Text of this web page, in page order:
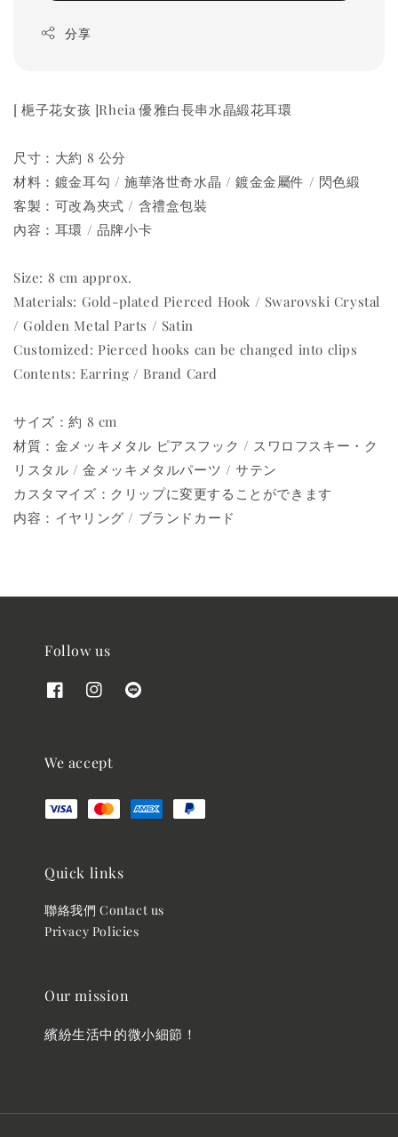
分享
[ 梔子花女孩 ]Rheia 優雅白長串水晶緞花耳環
尺寸：大約 8 公分
材料：鍍金耳勾 / 施華洛世奇水晶 / 鍍金金屬件 / 閃色緞
客製：可改為夾式 / 含禮盒包裝
內容：耳環 / 品牌小卡
Size: 8 cm approx.
Materials: Gold-plated Pierced Hook / Swarovski Crystal
/ Golden Metal Parts / Satin
Customized: Pierced hooks can be changed into clips
Contents: Earring / Brand Card
サイズ：約 8 cm
材質：金メッキメタル ピアスフック / スワロフスキー・ク
リスタル / 金メッキメタルパーツ / サテン
カスタマイズ：クリップに変更することができます
内容：イヤリング / ブランドカード
Follow us
We accept
Quick links
聯絡我們 Contact us
Privacy Policies
Our mission
繽紛生活中的微小細節！